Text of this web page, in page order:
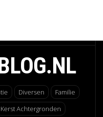
Diversen
Familie
Kerst Achtergronden